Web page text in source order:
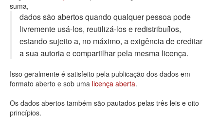
Catálogo de dados
Processo Legislativo
Deputados Estaduais
Administração
Legislação
Agenda
suma,
dados são abertos quando qualquer pessoa pode
livremente usá-los, reutilizá-los e redistribuí­los,
estando sujeito a, no máximo, a exigência de creditar
a sua autoria e compartilhar pela mesma licença.
Isso geralmente é satisfeito pela publicação dos dados em
formato aberto e sob uma licença aberta.
Os dados abertos também são pautados pelas três leis e oito
princípios.